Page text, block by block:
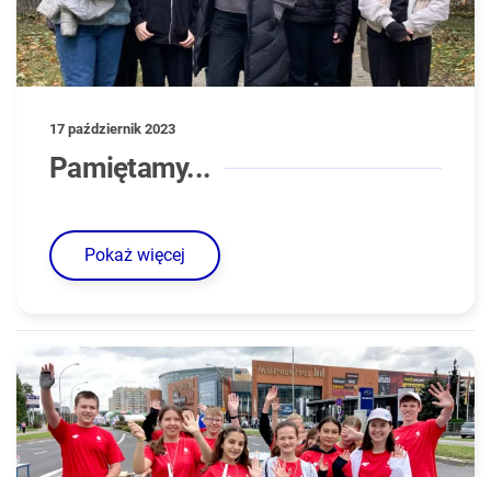
17 październik 2023
Pamiętamy...
Pokaż więcej